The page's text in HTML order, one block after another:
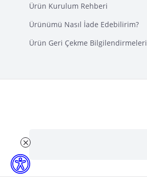
Ürün Kurulum Rehberi
Ürünümü Nasıl İade Edebilirim?
Ürün Geri Çekme Bilgilendirmeleri